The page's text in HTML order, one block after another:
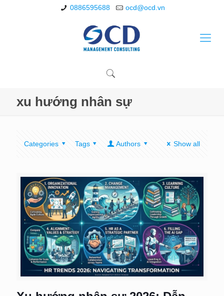
0886595688 ocd@ocd.vn
xu hướng nhân sự
Categories Tags Authors Show all